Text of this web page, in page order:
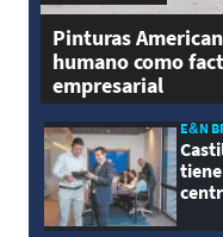
Pinturas
humano como
empresarial
E&N